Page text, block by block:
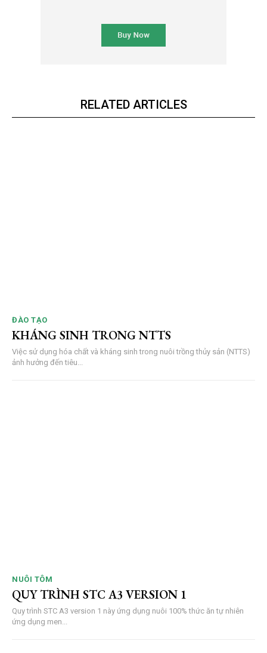
RELATED ARTICLES
ĐÀO TẠO
KHÁNG SINH TRONG NTTS
Việc sử dụng hóa chất và kháng sinh trong nuôi trồng thủy sản (NTTS)
ảnh hưởng đến tiêu...
NUÔI TÔM
QUY TRÌNH STC A3 VERSION 1
Quy trình STC A3 version 1 này ứng dụng nuôi 100% thức ăn tự nhiên
ứng dụng men...